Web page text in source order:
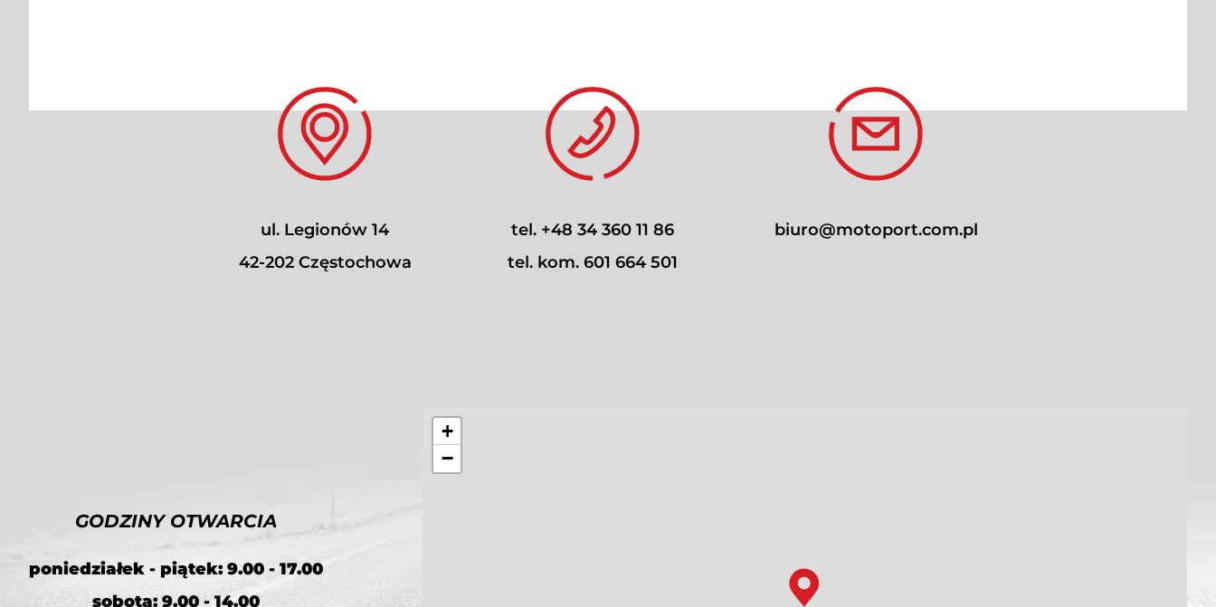
ul. Legionów 14
42-202 Częstochowa
tel. +48 34 360 11 86
tel. kom. 601 664 501
biuro@motoport.com.pl
GODZINY OTWARCIA
poniedziałek - piątek: 9.00 - 17.00
sobota: 9.00 - 14.00
+
−